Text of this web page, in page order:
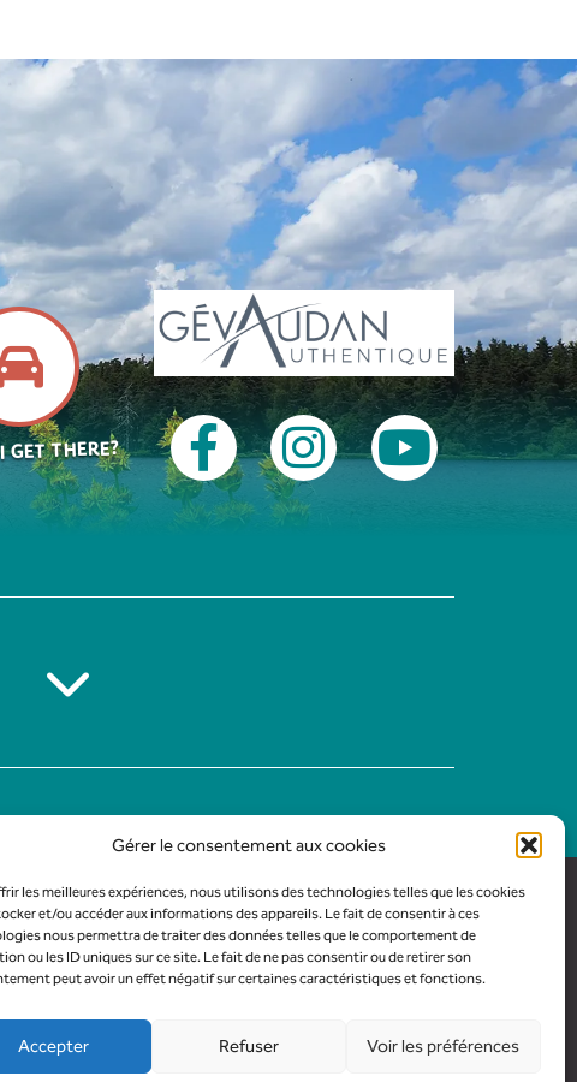
Gérer le consentement aux cookies
les meilleures expériences, nous utilisons des technologies telles que les cookies
et/ou accéder aux informations des appareils. Le fait de consentir à ces
nous permettra de traiter des données telles que le comportement de
ou les ID uniques sur ce site. Le fait de ne pas consentir ou de retirer son
peut avoir un effet négatif sur certaines caractéristiques et fonctions.
Accepter Refuser Voir les préférences
GET THERE?